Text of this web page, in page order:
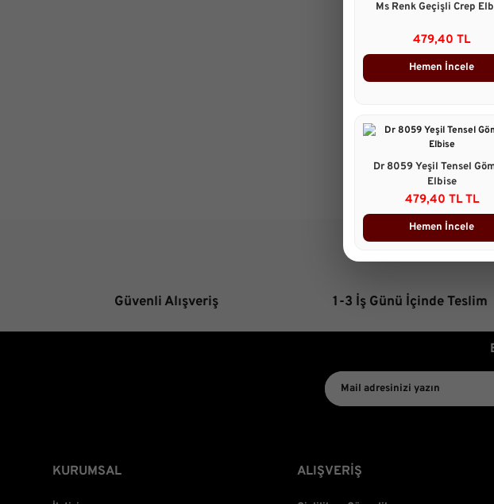
Ms Renk Geçişli Crep
479,40 TL
Hemen İncele
Dr 8059 Yeşil Tensel
Elbise
479,40 TL TL
Hemen İncele
Güvenli Alışveriş 1-3 İş Günü İçinde Teslim
KURUMSAL ALIŞVERİŞ